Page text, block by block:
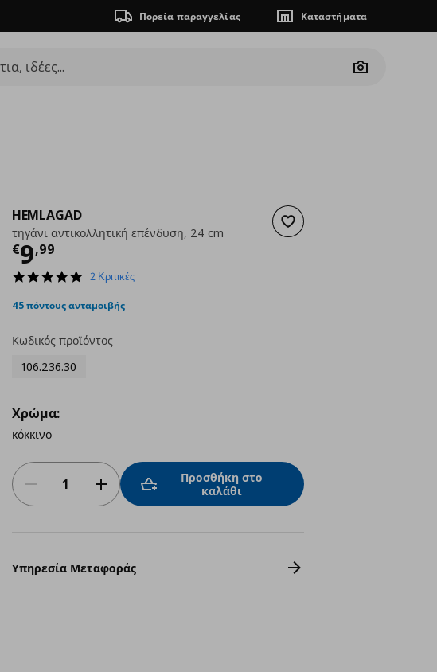
Πορεία παραγγελίας Καταστήματα
Camera
Προσθήκη στα αγαπημένα
HEMLAGAD
τηγάνι αντικολλητική επένδυση, 24 cm
€9,99
Τρέχουσα τιμή
5.0
rating
2 Κριτικές
45 πόντους ανταμοιβής
Κωδικός προϊόντος
106.236.30
Χρώμα:
κόκκινο
Προσθήκη στο
καλάθι
Υπηρεσία Μεταφοράς